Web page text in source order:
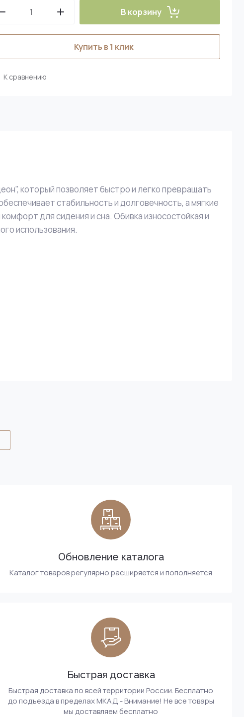
В корзину
Купить в 1 клик
К сравнению
который позволяет быстро и легко превращать
стабильность и долговечность, а мягкие
для сидения и сна. Обивка износостойкая и
использования.
Обновление каталога
Каталог товаров регулярно расширяется и пополняется
Быстрая доставка
Быстрая доставка по всей территории России. Бесплатно
до подъезда в пределах МКАД - Внимание! Не все товары
мы доставляем бесплатно